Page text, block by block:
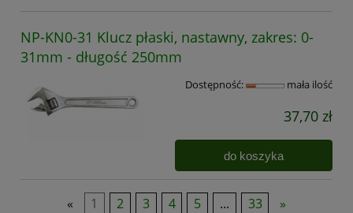
NP-KN0-31 Klucz płaski, nastawny, zakres: 0-
31mm - długość 250mm
Dostępność: mała ilość
37,70 zł
do koszyka
« 1 2 3 4 5 ... 33 »